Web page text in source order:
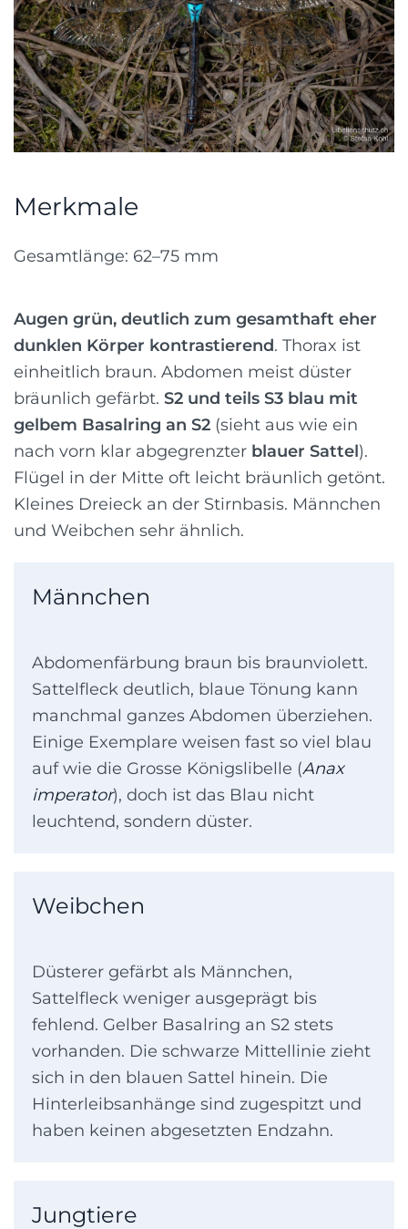
Merkmale
Gesamtlänge: 62–75 mm
Augen grün, deutlich zum gesamthaft eher
dunklen Körper kontrastierend. Thorax ist
einheitlich braun. Abdomen meist düster
bräunlich gefärbt. S2 und teils S3 blau mit
gelbem Basalring an S2 (sieht aus wie ein
nach vorn klar abgegrenzter blauer Sattel).
Flügel in der Mitte oft leicht bräunlich getönt.
Kleines Dreieck an der Stirnbasis. Männchen
und Weibchen sehr ähnlich.
Männchen
Abdomenfärbung braun bis braunviolett.
Sattelfleck deutlich, blaue Tönung kann
manchmal ganzes Abdomen überziehen.
Einige Exemplare weisen fast so viel blau
auf wie die Grosse Königslibelle (Anax
imperator), doch ist das Blau nicht
leuchtend, sondern düster.
Weibchen
Düsterer gefärbt als Männchen,
Sattelfleck weniger ausgeprägt bis
fehlend. Gelber Basalring an S2 stets
vorhanden. Die schwarze Mittellinie zieht
sich in den blauen Sattel hinein. Die
Hinterleibsanhänge sind zugespitzt und
haben keinen abgesetzten Endzahn.
Jungtiere